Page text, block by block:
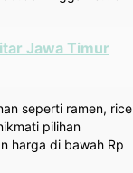
Jawa Timur
seperti ramen, rice
pilihan
harga di bawah Rp